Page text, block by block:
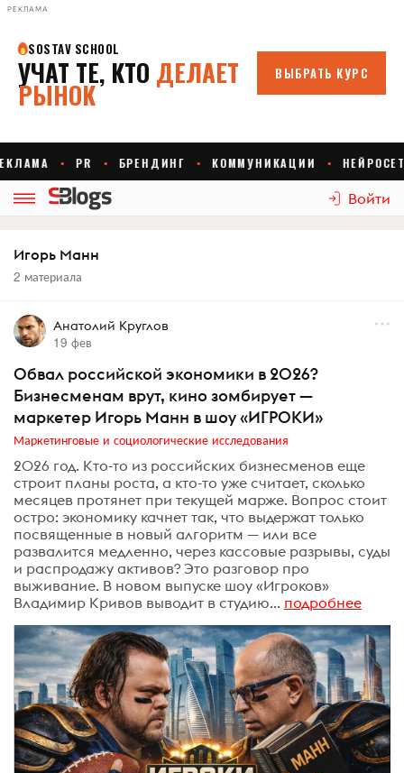
РЕКЛАМА
Войти
Игорь Манн
2 материала
Анатолий Круглов
19 фев
Обвал российской экономики в 2026?
Бизнесменам врут, кино зомбирует —
маркетер Игорь Манн в шоу «ИГРОКИ»
Маркетинговые и социологические исследования
2026 год. Кто-то из российских бизнесменов еще
строит планы роста, а кто-то уже считает, сколько
месяцев протянет при текущей марже. Вопрос стоит
остро: экономику качнет так, что выдержат только
посвященные в новый алгоритм — или все
развалится медленно, через кассовые разрывы, суды
и распродажу активов? Это разговор про
выживание. В новом выпуске шоу «Игроков»
Владимир Кривов выводит в студию... подробнее